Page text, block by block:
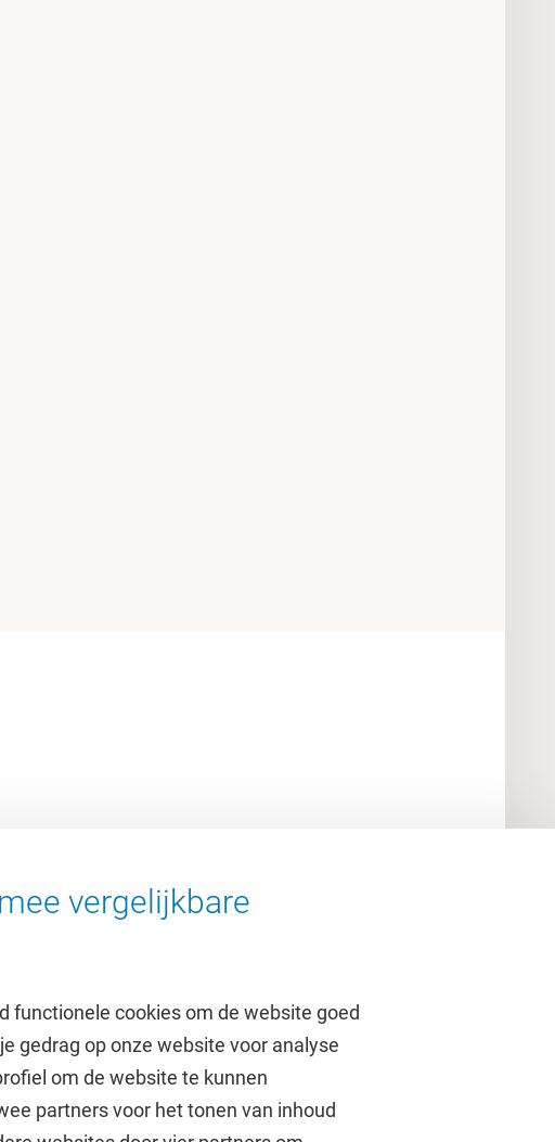
vergelijkbare
functionele cookies om de website goed
gedrag op onze website voor analyse
om de website te kunnen
partners voor het tonen van inhoud
Over de VU